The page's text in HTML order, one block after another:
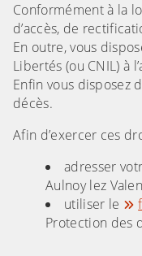
Conformément à la
d’accès, de
En outre, vous
Libertés (ou CNIL) à
Enfin vous disposez
décès.
Afin d’exercer ces
adresser
Aulnoy lez
utiliser le
Protection des